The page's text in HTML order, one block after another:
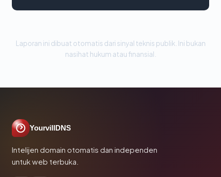
Laporan ini dibuat otomatis dari sinyal teknis publik. Ini bukan
nasihat hukum atau finansial.
YourvillDNS
Intelijen domain otomatis dan independen
untuk web terbuka.